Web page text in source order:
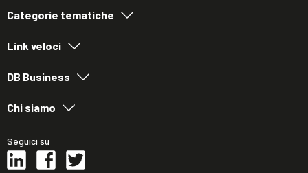
Categorie tematiche
Link veloci
DB Business
Chi siamo
Seguici su